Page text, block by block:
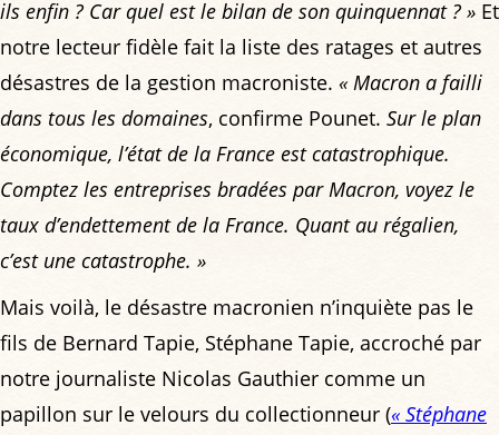
ils enfin ? Car quel est le bilan de son quinquennat ? » Et
notre lecteur fidèle fait la liste des ratages et autres
désastres de la gestion macroniste. « Macron a failli
dans tous les domaines, confirme Pounet. Sur le plan
économique, l’état de la France est catastrophique.
Comptez les entreprises bradées par Macron, voyez le
taux d’endettement de la France. Quant au régalien,
c’est une catastrophe. »
Mais voilà, le désastre macronien n’inquiète pas le
fils de Bernard Tapie, Stéphane Tapie, accroché par
notre journaliste Nicolas Gauthier comme un
papillon sur le velours du collectionneur (« Stéphane